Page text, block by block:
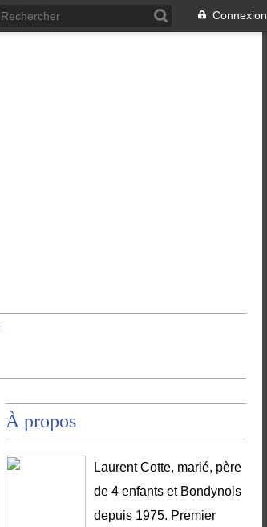
Connexion
À propos
Laurent Cotte, marié, père
de 4 enfants et Bondynois
depuis 1975. Premier